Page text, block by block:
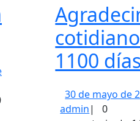
1100
30 de mayo de
adminadmin
|
0